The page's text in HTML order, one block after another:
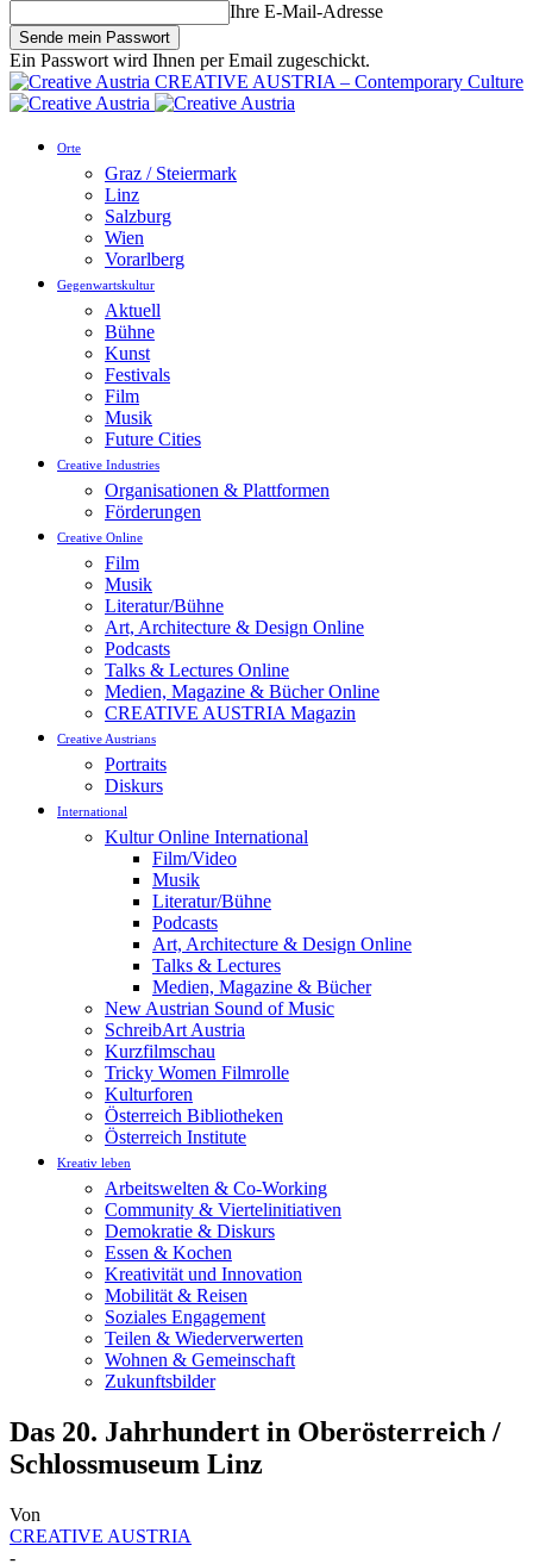
Ihre E-Mail-Adresse
Ein Passwort wird Ihnen per Email zugeschickt.
CREATIVE AUSTRIA – Contemporary Culture
Orte
Graz / Steiermark
Linz
Salzburg
Wien
Vorarlberg
Gegenwartskultur
Aktuell
Bühne
Kunst
Festivals
Film
Musik
Future Cities
Creative Industries
Organisationen & Plattformen
Förderungen
Creative Online
Film
Musik
Literatur/Bühne
Art, Architecture & Design Online
Podcasts
Talks & Lectures Online
Medien, Magazine & Bücher Online
CREATIVE AUSTRIA Magazin
Creative Austrians
Portraits
Diskurs
International
Kultur Online International
Film/Video
Musik
Literatur/Bühne
Podcasts
Art, Architecture & Design Online
Talks & Lectures
Medien, Magazine & Bücher
New Austrian Sound of Music
SchreibArt Austria
Kurzfilmschau
Tricky Women Filmrolle
Kulturforen
Österreich Bibliotheken
Österreich Institute
Kreativ leben
Arbeitswelten & Co-Working
Community & Viertelinitiativen
Demokratie & Diskurs
Essen & Kochen
Kreativität und Innovation
Mobilität & Reisen
Soziales Engagement
Teilen & Wiederverwerten
Wohnen & Gemeinschaft
Zukunftsbilder
Das 20. Jahrhundert in Oberösterreich /
Schlossmuseum Linz
Von
CREATIVE AUSTRIA
-